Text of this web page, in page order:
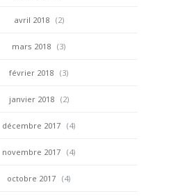
avril 2018 (2)
mars 2018 (3)
février 2018 (3)
janvier 2018 (2)
décembre 2017 (4)
novembre 2017 (4)
octobre 2017 (4)